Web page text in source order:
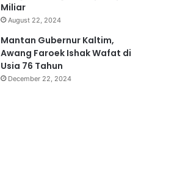
Miliar
August 22, 2024
Mantan Gubernur Kaltim,
Awang Faroek Ishak Wafat di
Usia 76 Tahun
December 22, 2024